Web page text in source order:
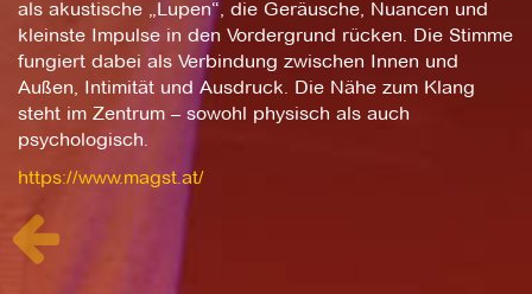
als akustische „Lupen“, die Geräusche, Nuancen und
kleinste Impulse in den Vordergrund rücken. Die Stimme
fungiert dabei als Verbindung zwischen Innen und
Außen, Intimität und Ausdruck. Die Nähe zum Klang
steht im Zentrum – sowohl physisch als auch
psychologisch.
https://www.magst.at/